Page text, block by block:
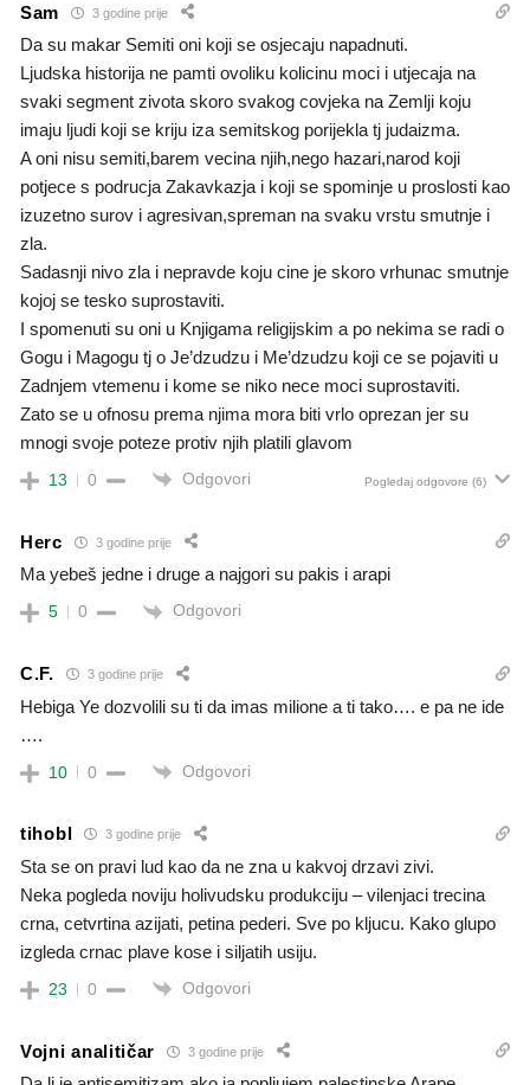
Sam 3 godine prije
Da su makar Semiti oni koji se osjecaju napadnuti.
Ljudska historija ne pamti ovoliku kolicinu moci i utjecaja na
svaki segment zivota skoro svakog covjeka na Zemlji koju
imaju ljudi koji se kriju iza semitskog porijekla tj judaizma.
A oni nisu semiti,barem vecina njih,nego hazari,narod koji
potjece s podrucja Zakavkazja i koji se spominje u proslosti kao
izuzetno surov i agresivan,spreman na svaku vrstu smutnje i
zla.
Sadasnji nivo zla i nepravde koju cine je skoro vrhunac smutnje
kojoj se tesko suprostaviti.
I spomenuti su oni u Knjigama religijskim a po nekima se radi o
Gogu i Magogu tj o Je’dzudzu i Me’dzudzu koji ce se pojaviti u
Zadnjem vtemenu i kome se niko nece moci suprostaviti.
Zato se u ofnosu prema njima mora biti vrlo oprezan jer su
mnogi svoje poteze protiv njih platili glavom
13 0 Odgovori Pogledaj odgovore (6)
Herc 3 godine prije
Ma yebeš jedne i druge a najgori su pakis i arapi
5 0 Odgovori
C.F. 3 godine prije
Hebiga Ye dozvolili su ti da imas milione a ti tako…. e pa ne ide
….
10 0 Odgovori
tihobl 3 godine prije
Sta se on pravi lud kao da ne zna u kakvoj drzavi zivi.
Neka pogleda noviju holivudsku produkciju – vilenjaci trecina
crna, cetvrtina azijati, petina pederi. Sve po kljucu. Kako glupo
izgleda crnac plave kose i siljatih usiju.
23 0 Odgovori
Vojni analitičar 3 godine prije